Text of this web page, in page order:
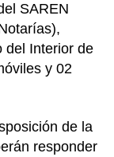
SAREN
del Interior de
y 02
de la
responder